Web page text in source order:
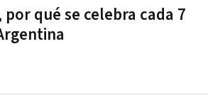
por qué se celebra cada 7